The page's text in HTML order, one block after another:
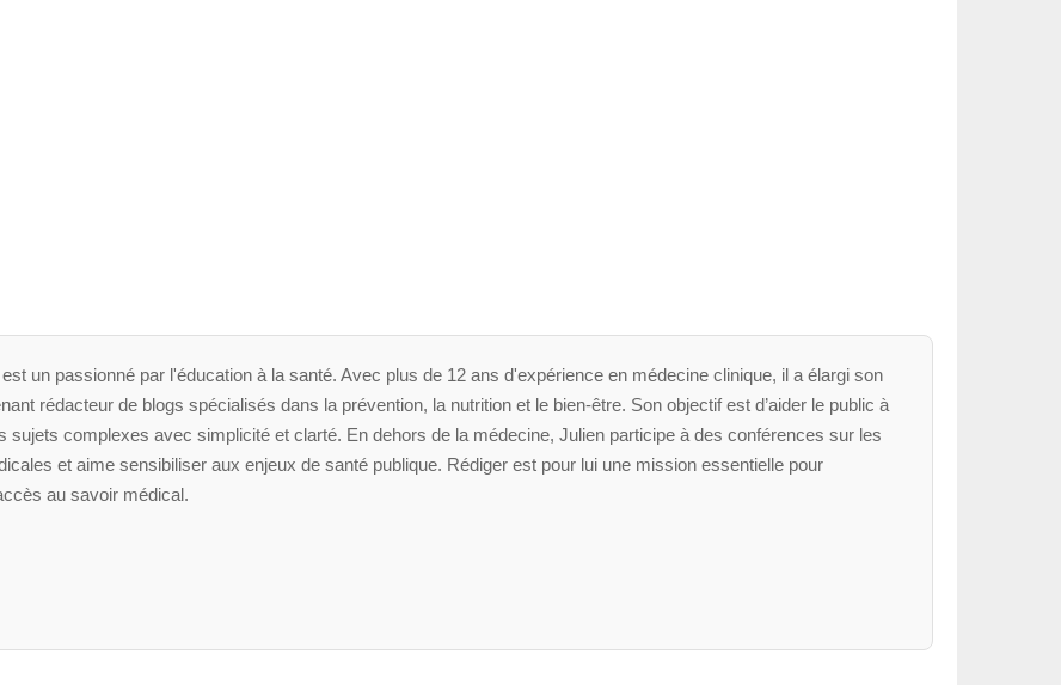
est un passionné par l'éducation à la santé. Avec plus de 12 ans d'expérience en médecine clinique, il a élargi son
rédacteur de blogs spécialisés dans la prévention, la nutrition et le bien-être. Son objectif est d’aider le public à
sujets complexes avec simplicité et clarté. En dehors de la médecine, Julien participe à des conférences sur les
et aime sensibiliser aux enjeux de santé publique. Rédiger est pour lui une mission essentielle pour
au savoir médical.